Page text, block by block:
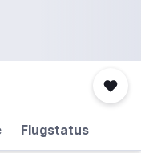
Flugstatus